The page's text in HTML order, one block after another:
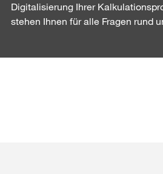
Digitalisierung Ihrer
stehen Ihnen für alle Fragen rund